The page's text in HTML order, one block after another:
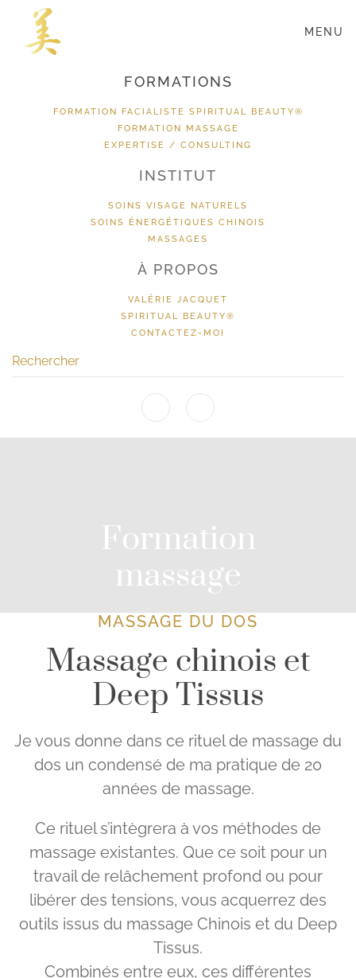
Passer
au
MENU
FORMATIONS
FORMATION FACIALISTE SPIRITUAL BEAUTY®
FORMATION MASSAGE
EXPERTISE / CONSULTING
INSTITUT
SOINS VISAGE NATURELS
SOINS ÉNERGÉTIQUES CHINOIS
MASSAGES
À PROPOS
VALÉRIE JACQUET
SPIRITUAL BEAUTY®
CONTACTEZ-MOI
Formation
massage
MASSAGE DU DOS
Massage chinois et
Deep Tissus
Je vous donne dans ce rituel de massage du
dos un condensé de ma pratique de 20
années de massage.
Ce rituel s’intègrera à vos méthodes de
massage existantes. Que ce soit pour un
travail de relâchement profond ou pour
libérer des tensions, vous acquerrez des
outils issus du massage Chinois et du Deep
Tissus.
Combinés entre eux, ces différentes